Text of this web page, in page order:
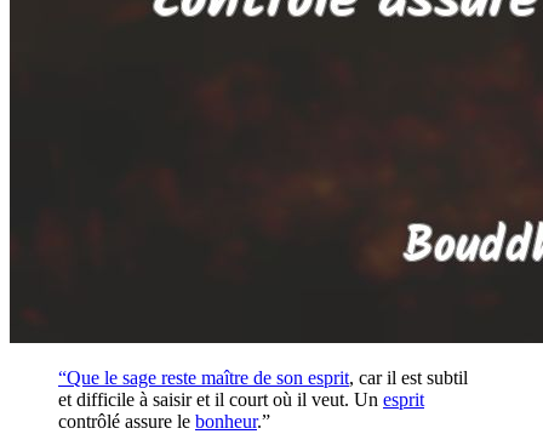
“Que le sage reste maître de son esprit, car il est subtil
et difficile à saisir et il court où il veut. Un esprit
contrôlé assure le bonheur.”